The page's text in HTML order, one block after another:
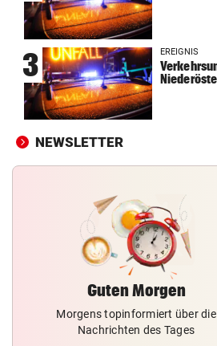
„FACEBOOK-MORD“
Frau in Wohnung erschossen:
Waren es zwei Täter?
OLYMPIA-HELD GSTREIN
„Ich bin immer noch der
FC RED BULL SALZBURG vor
Bankkaufmann mit
3 EREIGNIS
NEWSLETTER
Guten Morgen
Morgens topinformiert über die
Nachrichten des Tages